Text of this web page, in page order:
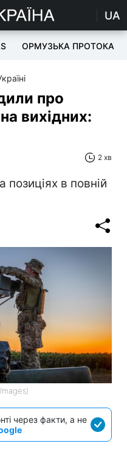
UA
ОРМУЗЬКА ПРОТОКА
про
вихідних:
2 хв
позиціях в повній
через факти, а не